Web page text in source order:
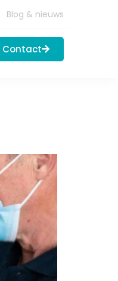
Blog & nieuws
Contact